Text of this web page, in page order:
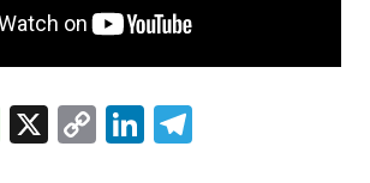
WhatsApp
X
CopyLinkedIn